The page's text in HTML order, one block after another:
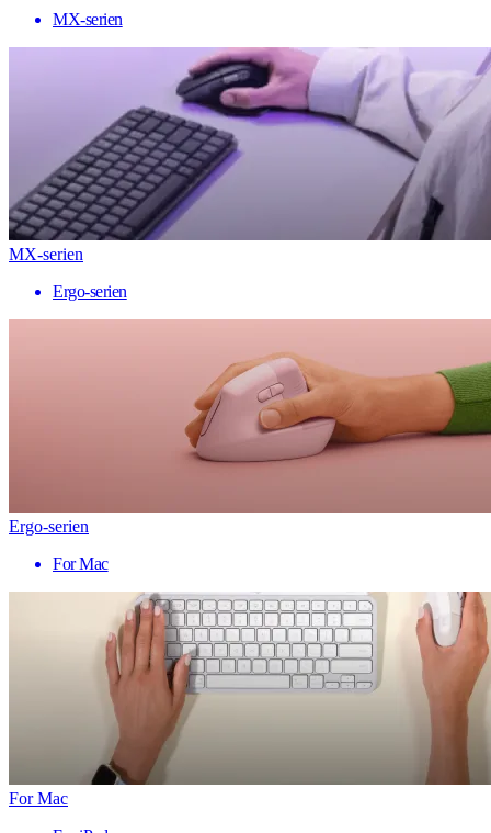
MX-serien
MX-serien
Ergo-serien
Ergo-serien
For Mac
For Mac